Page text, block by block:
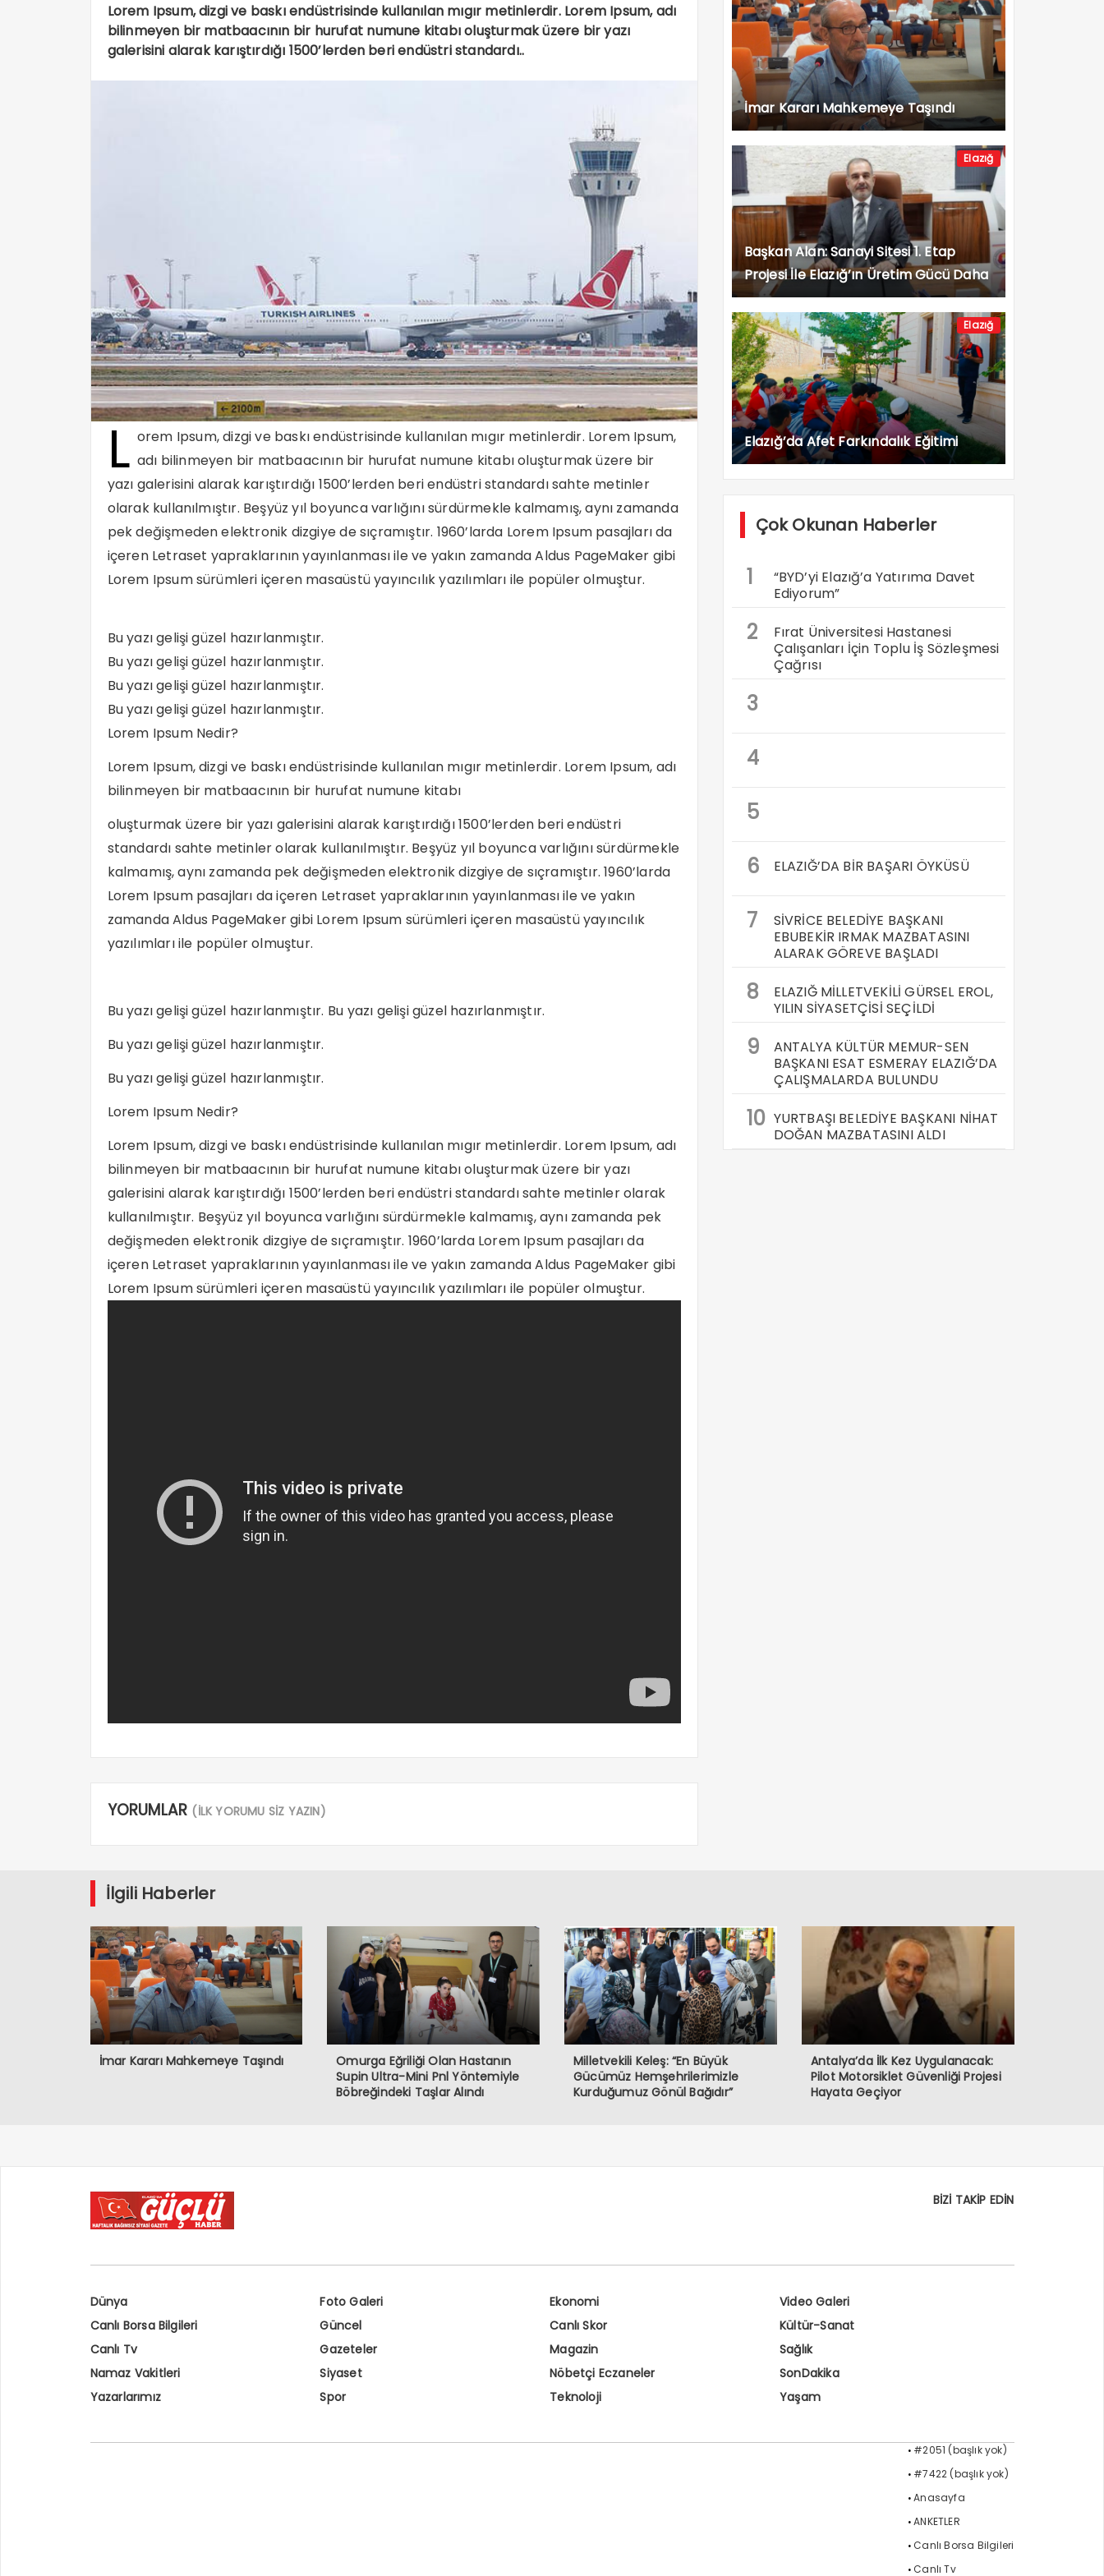
Lorem Ipsum, dizgi ve baskı endüstrisinde kullanılan mıgır metinlerdir. Lorem Ipsum, adı
bilinmeyen bir matbaacının bir hurufat numune kitabı oluşturmak üzere bir yazı
galerisini alarak karıştırdığı 1500’lerden beri endüstri standardı..
L orem Ipsum, dizgi ve baskı endüstrisinde kullanılan mıgır metinlerdir. Lorem Ipsum,
adı bilinmeyen bir matbaacının bir hurufat numune kitabı oluşturmak üzere bir
yazı galerisini alarak karıştırdığı 1500’lerden beri endüstri standardı sahte metinler
olarak kullanılmıştır. Beşyüz yıl boyunca varlığını sürdürmekle kalmamış, aynı zamanda
pek değişmeden elektronik dizgiye de sıçramıştır. 1960’larda Lorem Ipsum pasajları da
içeren Letraset yapraklarının yayınlanması ile ve yakın zamanda Aldus PageMaker gibi
Lorem Ipsum sürümleri içeren masaüstü yayıncılık yazılımları ile popüler olmuştur.
Bu yazı gelişi güzel hazırlanmıştır.
Bu yazı gelişi güzel hazırlanmıştır.
Bu yazı gelişi güzel hazırlanmıştır.
Bu yazı gelişi güzel hazırlanmıştır.
Lorem Ipsum Nedir?
Lorem Ipsum, dizgi ve baskı endüstrisinde kullanılan mıgır metinlerdir. Lorem Ipsum, adı
bilinmeyen bir matbaacının bir hurufat numune kitabı
oluşturmak üzere bir yazı galerisini alarak karıştırdığı 1500’lerden beri endüstri
standardı sahte metinler olarak kullanılmıştır. Beşyüz yıl boyunca varlığını sürdürmekle
kalmamış, aynı zamanda pek değişmeden elektronik dizgiye de sıçramıştır. 1960’larda
Lorem Ipsum pasajları da içeren Letraset yapraklarının yayınlanması ile ve yakın
zamanda Aldus PageMaker gibi Lorem Ipsum sürümleri içeren masaüstü yayıncılık
yazılımları ile popüler olmuştur.
Bu yazı gelişi güzel hazırlanmıştır. Bu yazı gelişi güzel hazırlanmıştır.
Bu yazı gelişi güzel hazırlanmıştır.
Bu yazı gelişi güzel hazırlanmıştır.
Lorem Ipsum Nedir?
Lorem Ipsum, dizgi ve baskı endüstrisinde kullanılan mıgır metinlerdir. Lorem Ipsum, adı
bilinmeyen bir matbaacının bir hurufat numune kitabı oluşturmak üzere bir yazı
galerisini alarak karıştırdığı 1500’lerden beri endüstri standardı sahte metinler olarak
kullanılmıştır. Beşyüz yıl boyunca varlığını sürdürmekle kalmamış, aynı zamanda pek
değişmeden elektronik dizgiye de sıçramıştır. 1960’larda Lorem Ipsum pasajları da
içeren Letraset yapraklarının yayınlanması ile ve yakın zamanda Aldus PageMaker gibi
Lorem Ipsum sürümleri içeren masaüstü yayıncılık yazılımları ile popüler olmuştur.
YORUMLAR (İLK YORUMU SİZ YAZIN)
İmar Kararı Mahkemeye Taşındı
Elazığ
Başkan Alan: Sanayi Sitesi 1. Etap
Projesi İle Elazığ’ın Üretim Gücü Daha
da Artacak”
Elazığ
Elazığ’da Afet Farkındalık Eğitimi
Çok Okunan Haberler
1
“BYD’yi Elazığ’a Yatırıma Davet
Ediyorum”
2
Fırat Üniversitesi Hastanesi
Çalışanları İçin Toplu İş Sözleşmesi
Çağrısı
3
4
5
6
ELAZIĞ’DA BİR BAŞARI ÖYKÜSÜ
7
SİVRİCE BELEDİYE BAŞKANI
EBUBEKİR IRMAK MAZBATASINI
ALARAK GÖREVE BAŞLADI
8
ELAZIĞ MİLLETVEKİLİ GÜRSEL EROL,
YILIN SİYASETÇİSİ SEÇİLDİ
9
ANTALYA KÜLTÜR MEMUR-SEN
BAŞKANI ESAT ESMERAY ELAZIĞ’DA
ÇALIŞMALARDA BULUNDU
10 YURTBAŞI BELEDİYE BAŞKANI NİHAT
DOĞAN MAZBATASINI ALDI
İlgili Haberler
İmar Kararı Mahkemeye Taşındı
Omurga Eğriliği Olan Hastanın
Supin Ultra-Mini Pnl Yöntemiyle
Böbreğindeki Taşlar Alındı
Milletvekili Keleş: “En Büyük
Gücümüz Hemşehrilerimizle
Kurduğumuz Gönül Bağıdır”
Antalya’da İlk Kez Uygulanacak:
Pilot Motorsiklet Güvenliği Projesi
Hayata Geçiyor
BİZİ TAKİP EDİN
Dünya Foto Galeri Ekonomi
Video Galeri
Canlı Borsa Bilgileri
Güncel Canlı Skor
Kültür-Sanat
Canlı Tv
Gazeteler Magazin
Sağlık
Namaz Vakitleri
Siyaset Nöbetçi Eczaneler
SonDakika
Yazarlarımız
Spor Teknoloji Yaşam
#2051 (başlık yok)
#7422 (başlık yok)
Anasayfa
ANKETLER
Canlı Borsa Bilgileri
Canlı Tv